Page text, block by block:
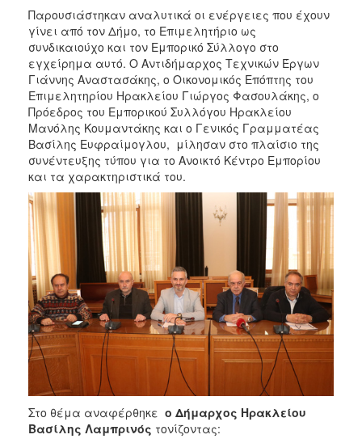
Παρουσιάστηκαν αναλυτικά οι ενέργειες που έχουν
γίνει από τον Δήμο, το Επιμελητήριο ως
συνδικαιούχο και τον Εμπορικό Σύλλογο στο
εγχείρημα αυτό. Ο Αντιδήμαρχος Τεχνικών Έργων
Γιάννης Αναστασάκης, ο Οικονομικός Επόπτης του
Επιμελητηρίου Ηρακλείου Γιώργος Φασουλάκης, ο
Πρόεδρος του Εμπορικού Συλλόγου Ηρακλείου
Μανόλης Κουμαντάκης και ο Γενικός Γραμματέας
Βασίλης Ευφραίμογλου, μίλησαν στο πλαίσιο της
συνέντευξης τύπου για το Ανοικτό Κέντρο Εμπορίου
και τα χαρακτηριστικά του.
Στο θέμα αναφέρθηκε ο Δήμαρχος Ηρακλείου
Βασίλης Λαμπρινός τονίζοντας: